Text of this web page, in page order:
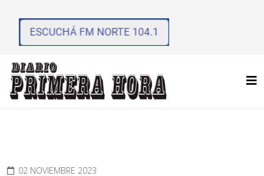
02 NOVIEMBRE 2023